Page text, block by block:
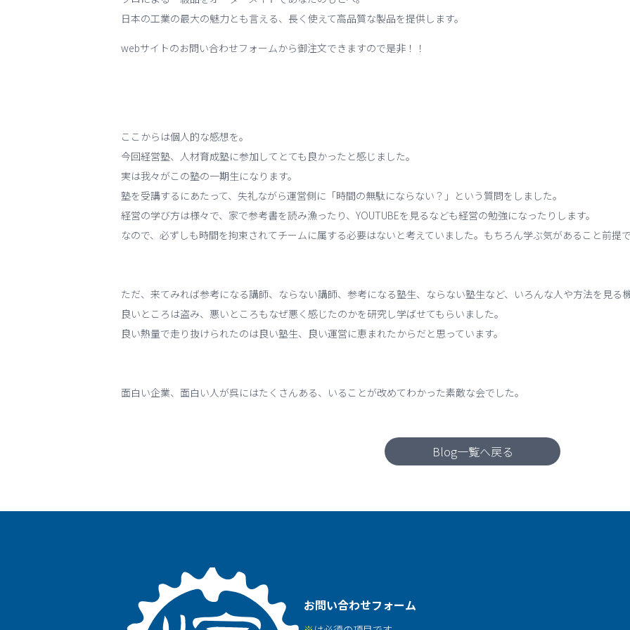
日本の工業の最大の魅力とも言える、長く使えて高品質な製品を提供します。
webサイトのお問い合わせフォームから御注文できますので是非！！
ここからは個人的な感想を。
今回経営塾、人材育成塾に参加してとても良かったと感じました。
実は我々がこの塾の一期生になります。
塾を受講するにあたって、失礼ながら運営側に「時間の無駄にならない？」という質問をしました。
経営の学び方は様々で、家で参考書を読み漁ったり、YOUTUBEを見るなども経営の勉強になったりします。
なので、必ずしも時間を拘束されてチームに属する必要はないと考えていました。もちろん学ぶ気があること前提で
ただ、来てみれば参考になる講師、ならない講師、参考になる塾生、ならない塾生など、いろんな人や方法を見る
良いところは盗み、悪いところもなぜ悪く感じたのかを研究し学ばせてもらいました。
良い熱量で走り抜けられたのは良い塾生、良い運営に恵まれたからだと思っています。
面白い企業、面白い人が呉にはたくさんある、いることが改めてわかった素敵な会でした。
Blog一覧へ戻る
お問い合わせフォーム